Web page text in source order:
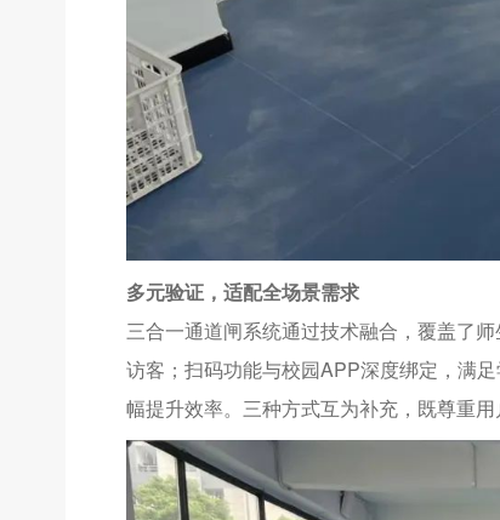
多元验证，适配全场景需求
三合一通道闸系统通过技术融合，覆盖了
访客；扫码功能与校园APP深度绑定，满
幅提升效率。三种方式互为补充，既尊重